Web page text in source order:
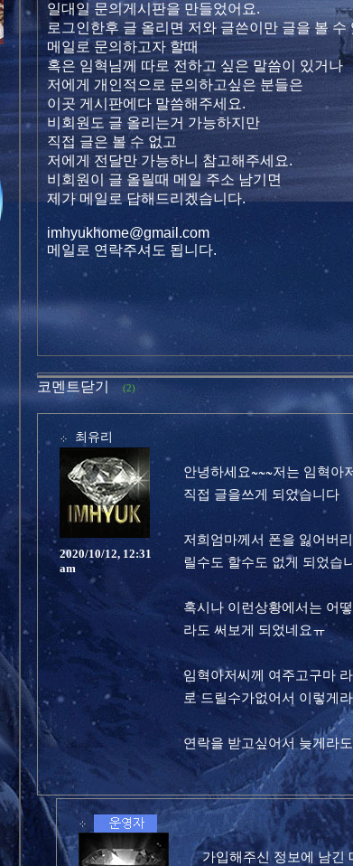
일대일 문의게시판을 만들었어요.
로그인한후 글 올리면 저와 글쓴이만 글을 볼 수
메일로 문의하고자 할때
혹은 임혁님께 따로 전하고 싶은 말씀이 있거나
저에게 개인적으로 문의하고싶은 분들은
이곳 게시판에다 말씀해주세요.
비회원도 글 올리는거 가능하지만
직접 글은 볼 수 없고
저에게 전달만 가능하니 참고해주세요.
비회원이 글 올릴때 메일 주소 남기면
제가 메일로 답해드리겠습니다.
imhyukhome@gmail.com
메일로 연락주셔도 됩니다.
코멘트닫기 (2)
최유리
2020/10/12, 12:31
am
안녕하세요~~~저는 임혁아
직접 글을쓰게 되었습니다
저희엄마께서 폰을 잃어버
릴수도 할수도 없게 되었습
혹시나 이런상황에서는 어
라도 써보게 되었네요ㅠ
임혁아저씨께 여주고구마
로 드릴수가없어서 이렇게
연락을 받고싶어서 늦게라
가입해주신 정보에 남긴